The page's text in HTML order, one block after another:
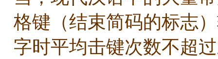
格键（结束简码的标志
字时平均击键次数不超